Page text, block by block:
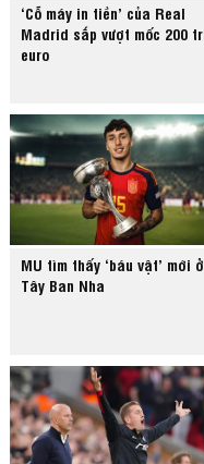
‘Cỗ máy in tiền’ của Real
Madrid sắp vượt mốc 200
euro
MU tìm thấy ‘báu vật’ mới ở
Tây Ban Nha